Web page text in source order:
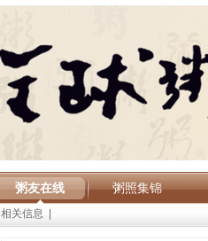
粥友在线 粥照集锦
相关信息